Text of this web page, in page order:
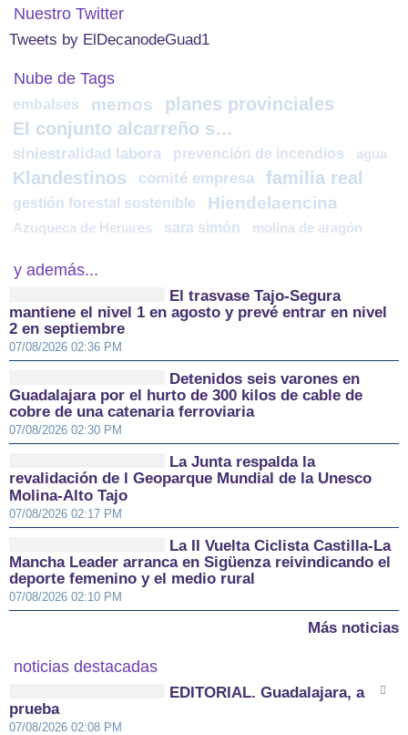
Nuestro Twitter
Tweets by ElDecanodeGuad1
Nube de Tags
embalses memos
planes provinciales
El conjunto alcarreño se marcha al parón navideño en penúltima posición
siniestralidad labora prevención de incendios agua
Klandestinos comité empresa familia real
gestión forestal sostenible Hiendelaencina
Azuqueca de Henares sara simón molina de aragón
y además...
El trasvase Tajo-Segura
mantiene el nivel 1 en agosto y prevé entrar en nivel
2 en septiembre
07/08/2026 02:36 PM
Detenidos seis varones en
Guadalajara por el hurto de 300 kilos de cable de
cobre de una catenaria ferroviaria
07/08/2026 02:30 PM
La Junta respalda la
revalidación de l Geoparque Mundial de la Unesco
Molina-Alto Tajo
07/08/2026 02:17 PM
La II Vuelta Ciclista Castilla-La
Mancha Leader arranca en Sigüenza reivindicando el
deporte femenino y el medio rural
07/08/2026 02:10 PM
Más noticias
noticias destacadas
EDITORIAL. Guadalajara, a
prueba
07/08/2026 02:08 PM